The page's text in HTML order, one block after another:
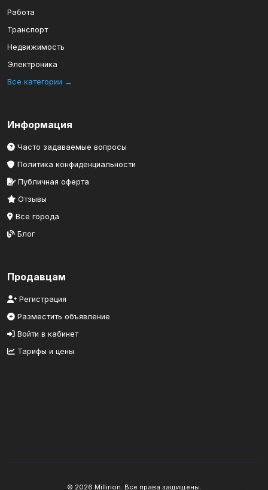
Работа
Транспорт
Недвижимость
Электроника
Все категории →
Информация
Часто задаваемые вопросы
Политика конфиденциальности
Публичная оферта
Отзывы
Все города
Блог
Продавцам
Регистрация
Разместить объявление
Войти в кабинет
Тарифы и цены
© 2026 Millirion. Все права защищены.